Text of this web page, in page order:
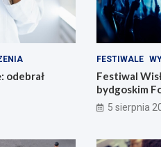
odebrał
FESTIWALE
Festiwal
bydgoskim
5 sierpnia